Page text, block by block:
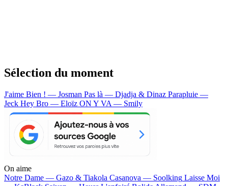
Sélection du moment
J'aime Bien ! — Josman Pas là — Djadja & Dinaz Parapluie —
Jeck Hey Bro — Eloïz ON Y VA — Smily
On aime
Notre Dame — Gazo & Tiakola Casanova — Soolking Laisse Moi